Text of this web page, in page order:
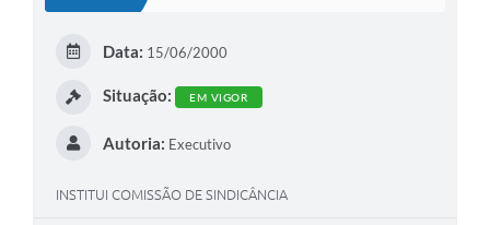
Data: 15/06/2000
Situação: EM VIGOR
Autoria: Executivo
INSTITUI COMISSÃO DE SINDICÂNCIA